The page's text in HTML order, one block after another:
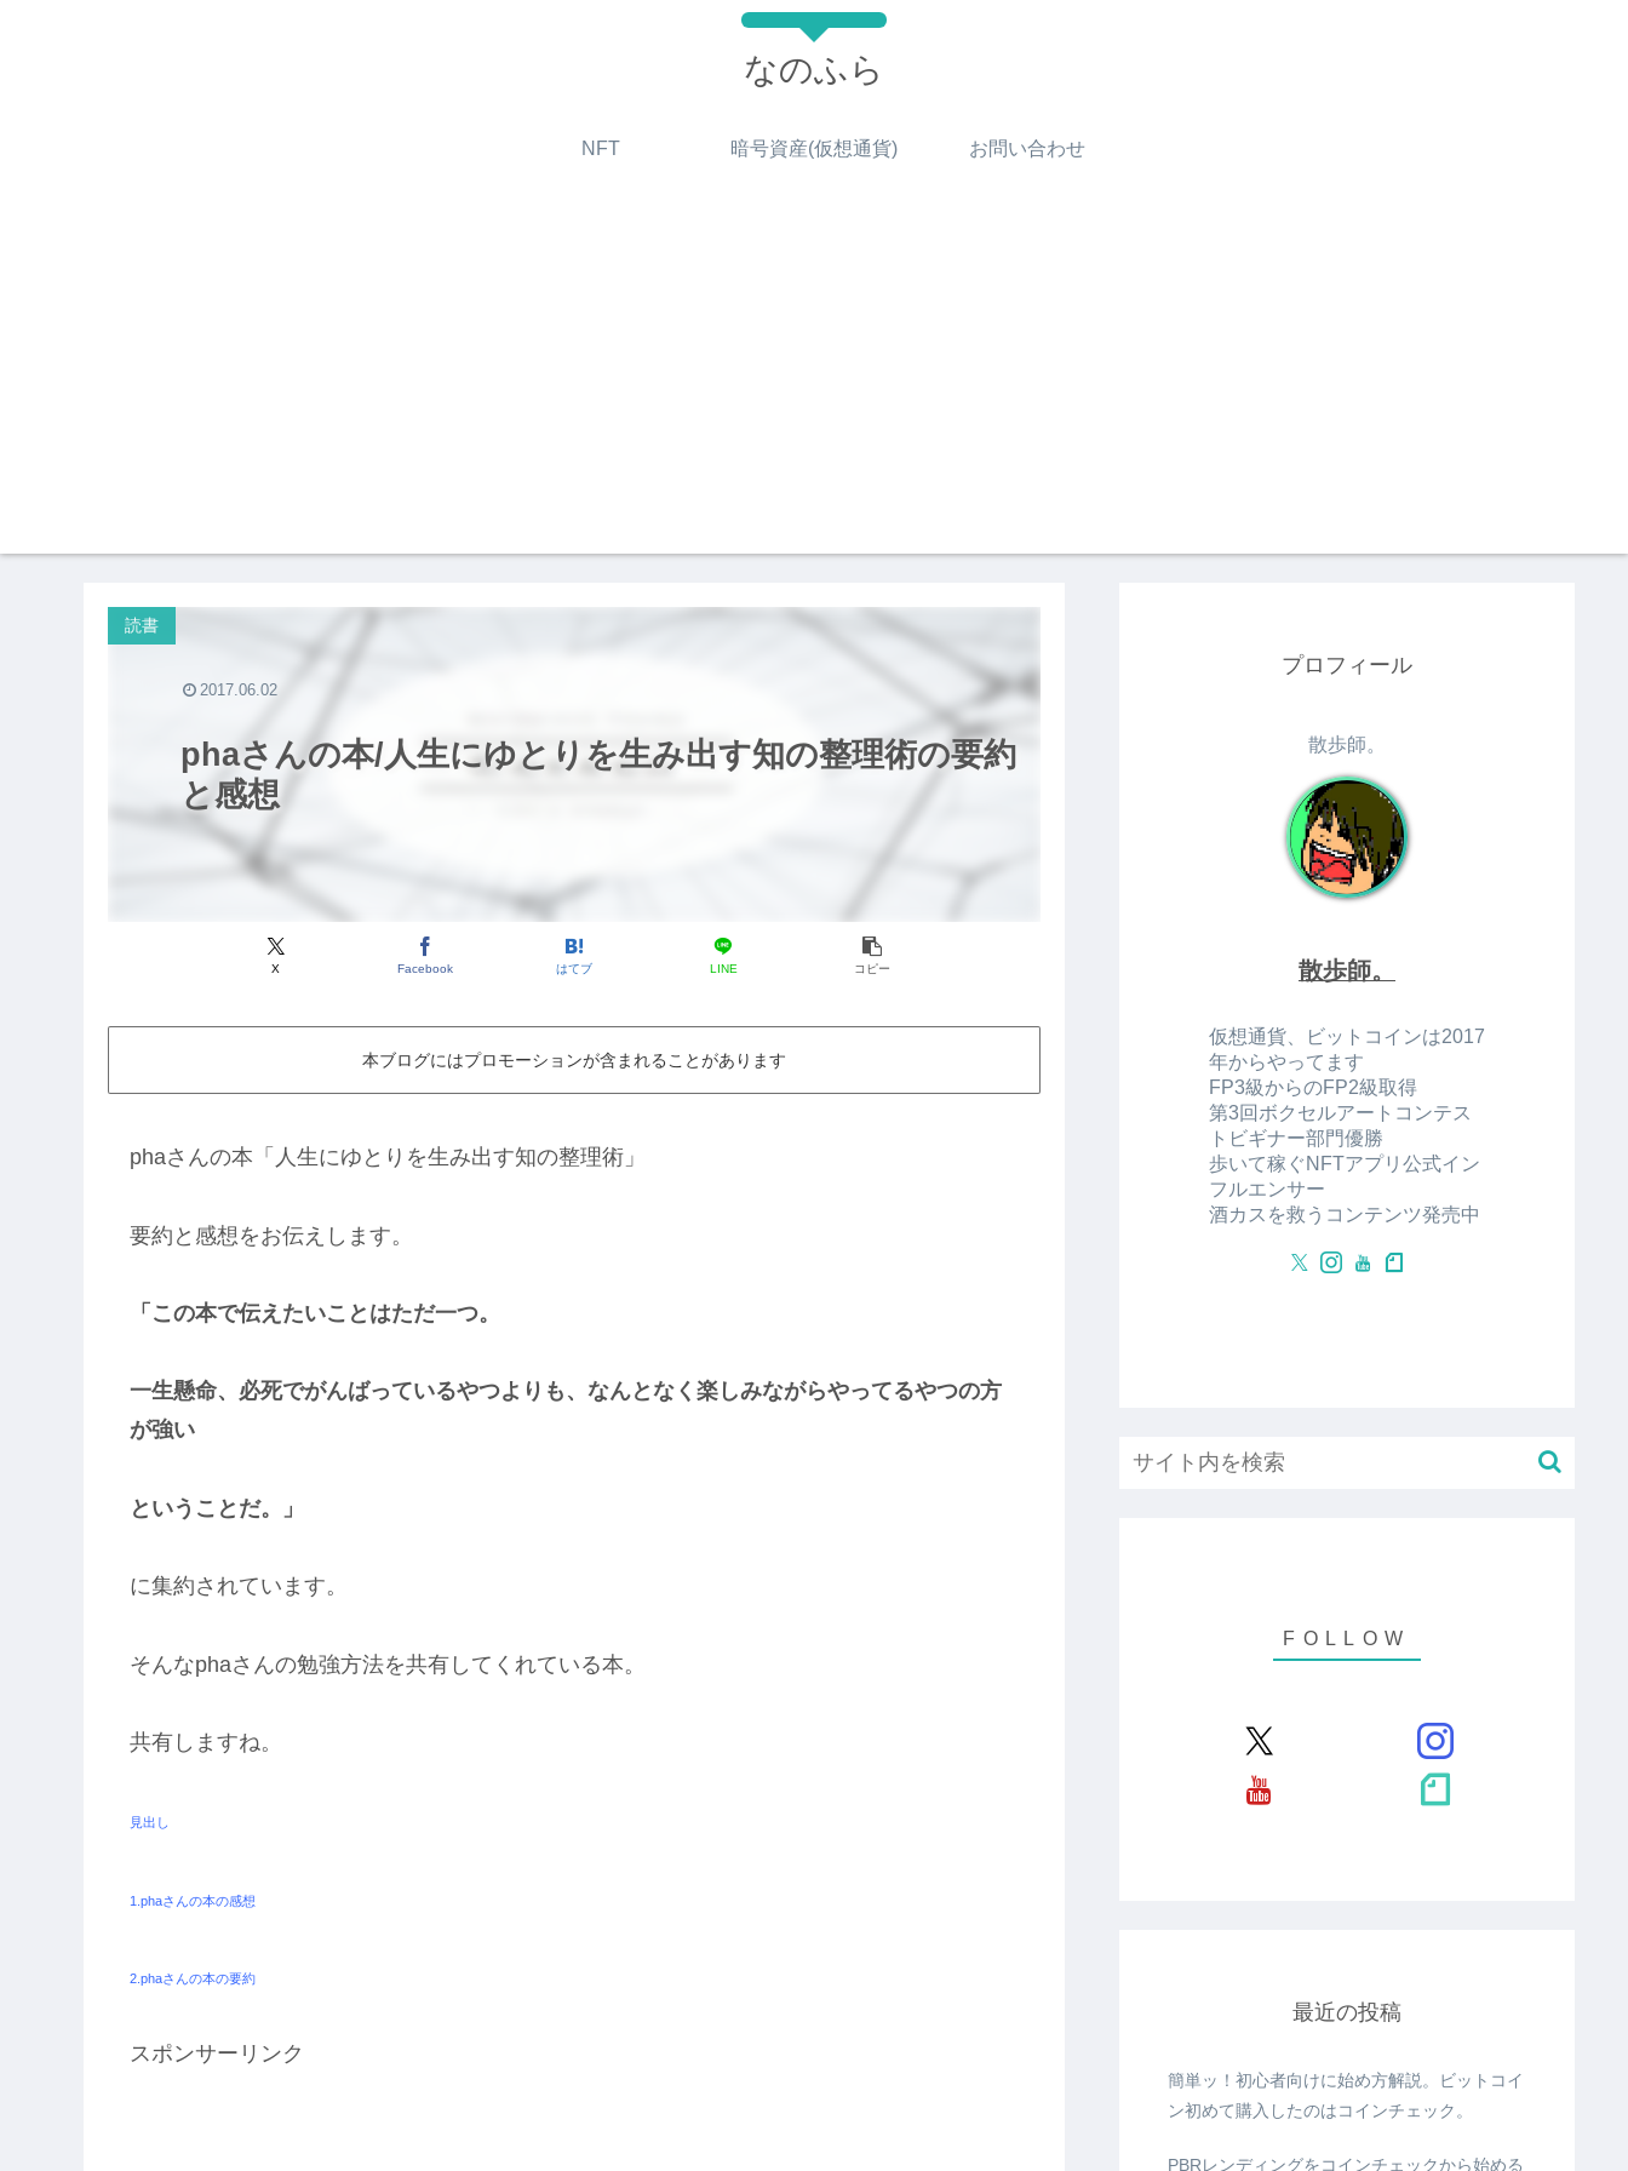
なのふら
NFT 暗号資産(仮想通貨) お問い合わせ
phaさんの本/人生にゆとりを生み出す知の整理術の要約
と感想
読書
X Facebook はてブ LINE コピー
2017.06.02
本ブログにはプロモーションが含まれることがあります
phaさんの本「人生にゆとりを生み出す知の整理術」
要約と感想をお伝えします。
「この本で伝えたいことはただ一つ。
一生懸命、必死でがんばっているやつよりも、なんとなく楽しみながらやってるやつの方
が強い
ということだ。」
に集約されています。
そんなphaさんの勉強方法を共有してくれている本。
共有しますね。
見出し
1.phaさんの本の感想
2.phaさんの本の要約
スポンサーリンク
プロフィール
散歩師。
散歩師。
仮想通貨、ビットコインは2017
年からやってます
FP3級からのFP2級取得
第3回ボクセルアートコンテス
トビギナー部門優勝
歩いて稼ぐNFTアプリ公式イン
フルエンサー
酒カスを救うコンテンツ発売中
最近の投稿
簡単ッ！初心者向けに始め方解説。ビットコイ
ン初めて購入したのはコインチェック。
PBRレンディングをコインチェックから始める